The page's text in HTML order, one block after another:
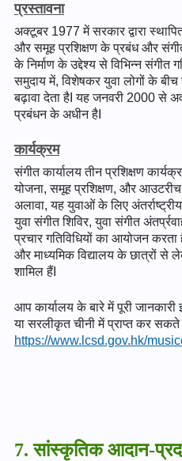
प्रस्तावना
अक्टूबर 1977 में सरकार द्वारा
और समूह प्रशिक्षण के प्रबंध और संगीत
के निर्माण के उद्देश्य से विभिन्न
समुदाय में, विशेषकर युवा लोगों के
बढ़ावा देता हैI यह जनवरी 2000 से
प्रबंधन के अधीन हैI
कार्यक्रम
संगीत कार्यालय तीन प्रशिक्षण
योजना, समूह प्रशिक्षण, और
अलावा, यह युवाओं के लिए
युवा संगीत शिविर, युवा संगीत
प्रचार गतिविधियों का आयोजन
और माध्यमिक विद्यालय के छात्रों से
शामिल हैंI
आप कार्यालय के बारे में पूरी
या सरलीकृत चीनी में प्राप्त कर सकते
https://www.lcsd.gov.hk/
7. सांस्कृतिक आदान-